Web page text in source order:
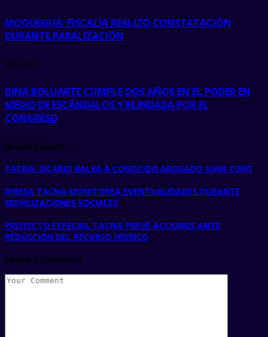
MOQUEGUA: FISCALÍA REALIZÓ CONSTATACIÓN
DURANTE PARALIZACIÓN
next post
DINA BOLUARTE CUMPLE DOS AÑOS EN EL PODER EN
MEDIO DE ESCÁNDALOS Y BLINDADA POR EL
CONGRESO
Related posts
TACNA: SICARIO BALEA A CONOCIDO ABOGADO JUAN CURO
DIRESA TACNA MONITOREA EVENTUALIDADES DURANTE
MOVILIZACIONES SOCIALES
PROYECTO ESPECIAL TACNA PREVÉ ACCIONES ANTE
REDUCCIÓN DEL RECURSO HÍDRICO
Leave a Comment